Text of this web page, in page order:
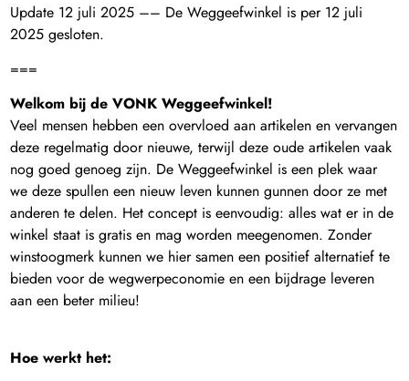
Update 12 juli 2025 –– De Weggeefwinkel is per 12 juli
2025 gesloten.
===
Welkom bij de VONK Weggeefwinkel!
Veel mensen hebben een overvloed aan artikelen en vervangen
deze regelmatig door nieuwe, terwijl deze oude artikelen vaak
nog goed genoeg zijn. De Weggeefwinkel is een plek waar
we deze spullen een nieuw leven kunnen gunnen door ze met
anderen te delen. Het concept is eenvoudig: alles wat er in de
winkel staat is gratis en mag worden meegenomen. Zonder
winstoogmerk kunnen we hier samen een positief alternatief te
bieden voor de wegwerpeconomie en een bijdrage leveren
aan een beter milieu!
Hoe werkt het: